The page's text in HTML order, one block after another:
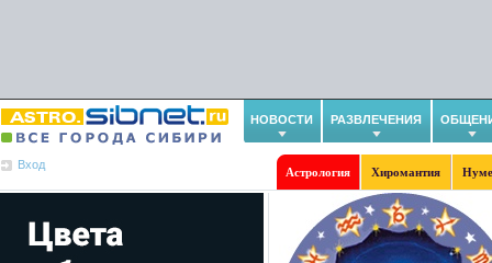
НОВОСТИ РАЗВЛЕЧЕНИЯ
Вход
Астрология Хиромантия